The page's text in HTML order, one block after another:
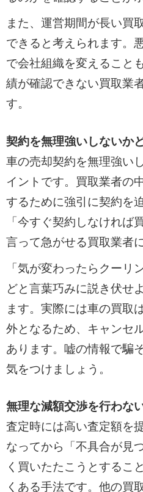
また、運営期間が長い買
できると考えられます。
で会社組織を変えること
績が確認できない買取業
す。
契約を無理強いしないか
車の売却契約を無理強い
イントです。買取業者の
するために強引に契約を
「今すぐ契約しなければ
言って急がせる買取業者
「気が変わったらクーリ
どと言葉巧みに説き伏せ
ます。実際には車の買取
外となるため、キャンセ
あります。嘘の情報で騙
気をつけましょう。
無理な減額交渉を行わな
査定時には高い査定額を
なってから「不具合が見
く買いたたこうとするこ
くある手法です。他の買